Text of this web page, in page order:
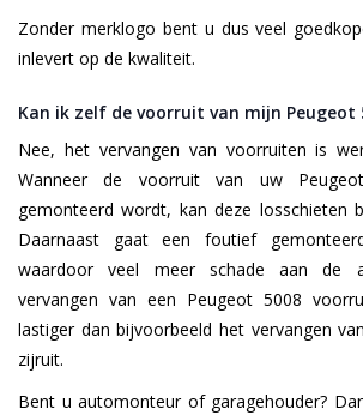
Zonder merklogo bent u dus veel
inlevert op de kwaliteit.
Kan ik zelf de voorruit van mijn Peugeot
Nee, het vervangen van voorruiten is
Wanneer de voorruit van uw
gemonteerd wordt, kan deze losschieten
Daarnaast gaat een foutief
waardoor veel meer schade aan de
vervangen van een Peugeot 5008
lastiger dan bijvoorbeeld het vervangen
zijruit.
Bent u automonteur of garagehouder?